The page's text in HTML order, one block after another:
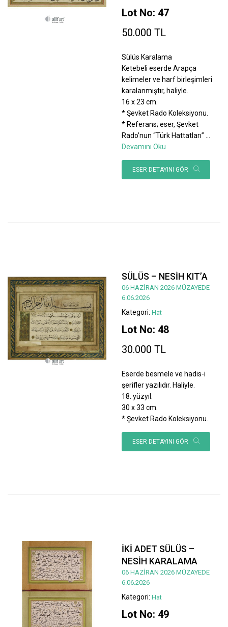
Lot No: 47
50.000 TL
Sülüs Karalama
Ketebeli eserde Arapça
kelimeler ve harf birleşimleri
karalanmıştır, haliyle.
16 x 23 cm.
* Şevket Rado Koleksiyonu.
* Referans; eser, Şevket
Rado’nun “Türk Hattatları”
Devamını Oku
ESER DETAYINI GÖR
SÜLÜS – NESİH KIT’A
06 HAZİRAN 2026 MÜZAYEDE
6.06.2026
Kategori: Hat
Lot No: 48
30.000 TL
Eserde besmele ve hadis-i
şerifler yazılıdır. Haliyle.
18. yüzyıl.
30 x 33 cm.
* Şevket Rado Koleksiyonu.
ESER DETAYINI GÖR
İKİ ADET SÜLÜS –
NESİH KARALAMA
06 HAZİRAN 2026 MÜZAYEDE
6.06.2026
Kategori: Hat
Lot No: 49